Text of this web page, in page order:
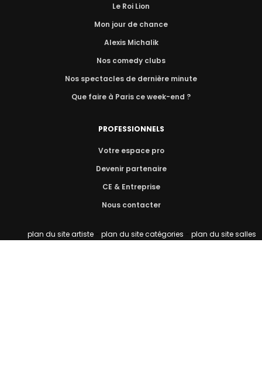
Le Roi Lion
Mon jour de chance
Alexis Michalik
Nos comedy clubs
Nos spectacles de dernière minute
Que faire à Paris ce week-end ?
PROFESSIONNELS
Votre espace pro
Devenir partenaire
CE & Entreprise
Nous contacter
plan du site artiste plan du site catégories plan du site salles